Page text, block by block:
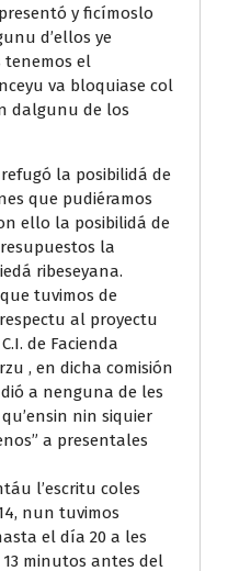
y ficímoslo
d’ellos ye
tenemos el
va bloquiase col
dalgunu de los
refugó la posibilidá de
que pudiéramos
ello la posibilidá de
la
ribeseyana.
tuvimos de
al proyectu
de Facienda
, en dicha comisión
a nenguna de les
nin siquier
a presentales
l’escritu coles
nun tuvimos
el día 20 a les
13 minutos antes del